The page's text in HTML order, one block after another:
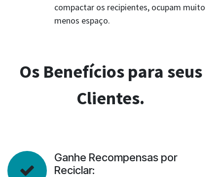
compactar os recipientes, ocupam muito
menos espaço.
Os Benefícios para seus
Clientes.
Ganhe Recompensas por
Reciclar: